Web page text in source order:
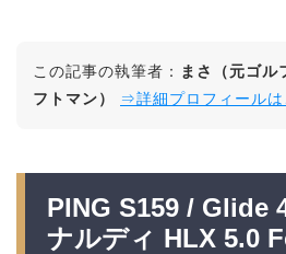
この記事の執筆者：
まさ（元ゴル
フトマン）
⇒詳細プロフィールは
PING S159 / Glide
ナルディ HLX 5.0